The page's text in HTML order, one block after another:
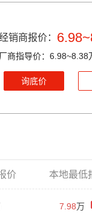
销商报价：
厂商指导价：6.98~8.38
询底价
价 本地最低
7.98万